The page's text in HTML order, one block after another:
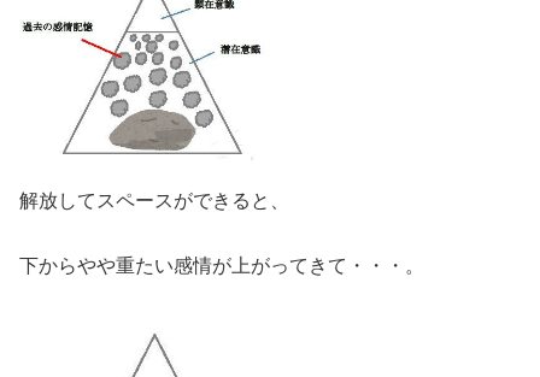
解放してスペースができると、
下からやや重たい感情が上がってきて・・・。